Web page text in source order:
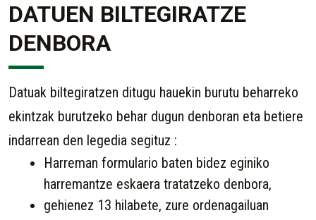
DATUEN BILTEGIRATZE
DENBORA
Datuak biltegiratzen ditugu hauekin burutu beharreko
ekintzak burutzeko behar dugun denboran eta betiere
indarrean den legedia segituz :
Harreman formulario baten bidez eginiko
harremantze eskaera tratatzeko denbora,
gehienez 13 hilabete, zure ordenagailuan